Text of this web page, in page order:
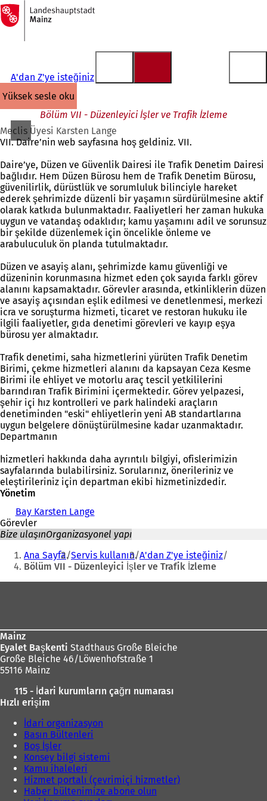
İçeriğe atla
Ana
sayfaya
A'dan Z'ye isteğiniz
yüksek sesle oku
Bölüm VII - Düzenleyici İşler ve Trafik İzleme
Meclis Üyesi Karsten Lange
VII. Daire’nin web sayfasına hoş geldiniz. VII.
Daire’ye, Düzen ve Güvenlik Dairesi ile Trafik Denetim Dairesi
bağlıdır. Hem Düzen Bürosu hem de Trafik Denetim Bürosu,
güvenilirlik, dürüstlük ve sorumluluk bilinciyle hareket
ederek şehrimizde düzenli bir yaşamın sürdürülmesine aktif
olarak katkıda bulunmaktadır. Faaliyetleri her zaman hukuka
uygun ve vatandaş odaklıdır; kamu yaşamını adil ve sorunsuz
bir şekilde düzenlemek için öncelikle önleme ve
arabuluculuk ön planda tutulmaktadır.
Düzen ve asayiş alanı, şehrimizde kamu güvenliği ve
düzeninin korunmasına hizmet eden çok sayıda farklı görev
alanını kapsamaktadır. Görevler arasında, etkinliklerin düzen
ve asayiş açısından eşlik edilmesi ve denetlenmesi, merkezi
icra ve soruşturma hizmeti, ticaret ve restoran hukuku ile
ilgili faaliyetler, gıda denetimi görevleri ve kayıp eşya
bürosu yer almaktadır.
Trafik denetimi, saha hizmetlerini yürüten Trafik Denetim
Birimi, çekme hizmetleri alanını da kapsayan Ceza Kesme
Birimi ile ehliyet ve motorlu araç tescil yetkililerini
barındıran Trafik Birimini içermektedir. Görev yelpazesi,
şehir içi hız kontrolleri ve park halindeki araçların
denetiminden "eski" ehliyetlerin yeni AB standartlarına
uygun belgelere dönüştürülmesine kadar uzanmaktadır.
Departmanın
hizmetleri hakkında daha ayrıntılı bilgiyi, ofislerimizin
sayfalarında bulabilirsiniz. Sorularınız, önerileriniz ve
eleştirileriniz için departman ekibi hizmetinizdedir.
Yönetim
Bay Karsten Lange
Görevler
Bize ulaşınOrganizasyonel yapı
Buradasınız:
Ana Sayfa Servis kullanın A'dan Z'ye isteğiniz
Bölüm VII - Düzenleyici İşler ve Trafik İzleme
Mainz
Eyalet Başkenti Stadthaus Große Bleiche
Große Bleiche 46/Löwenhofstraße 1
55116 Mainz
115 - İdari kurumların çağrı numarası
Hızlı erişim
İdari organizasyon
Basın Bültenleri
Boş İşler
Konsey bilgi sistemi
Kamu ihaleleri
Hizmet portalı (çevrimiçi hizmetler)
Haber bültenimize abone olun